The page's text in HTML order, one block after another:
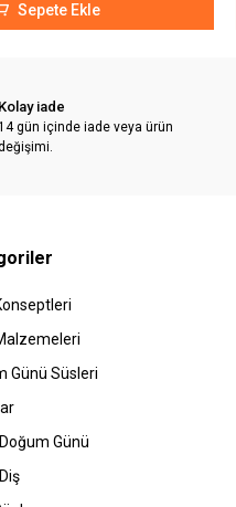
Sepete Ekle
Kolay iade
gün içinde iade veya ürün
Günü Süsleri
Günü